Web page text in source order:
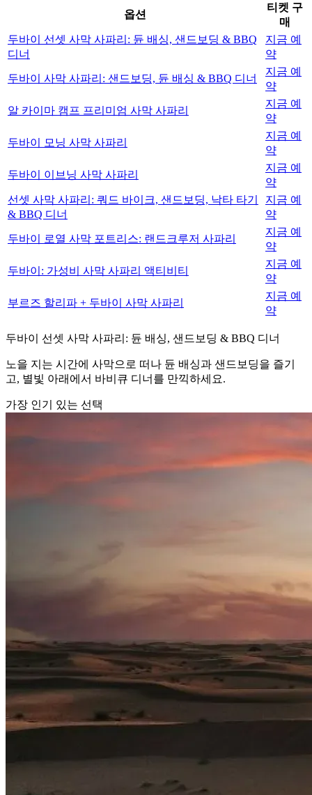
옵션
티켓 구
매
두바이 선셋 사막 사파리: 듄 배싱, 샌드보딩 & BBQ
디너
지금 예
약
두바이 사막 사파리: 샌드보딩, 듄 배싱 & BBQ 디너
지금 예
약
알 카이마 캠프 프리미엄 사막 사파리
지금 예
약
두바이 모닝 사막 사파리
지금 예
약
두바이 이브닝 사막 사파리
지금 예
약
선셋 사막 사파리: 쿼드 바이크, 샌드보딩, 낙타 타기
& BBQ 디너
지금 예
약
두바이 로열 사막 포트리스: 랜드크루저 사파리
지금 예
약
두바이: 가성비 사막 사파리 액티비티
지금 예
약
부르즈 할리파 + 두바이 사막 사파리
지금 예
약
두바이 선셋 사막 사파리: 듄 배싱, 샌드보딩 & BBQ 디너
노을 지는 시간에 사막으로 떠나 듄 배싱과 샌드보딩을 즐기
고, 별빛 아래에서 바비큐 디너를 만끽하세요.
가장 인기 있는 선택